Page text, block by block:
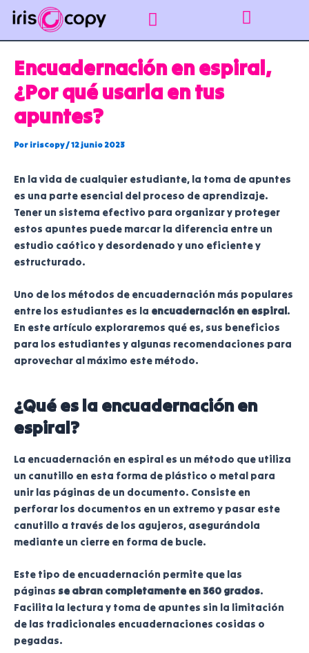
contenido
Encuadernación en espiral,
¿Por qué usarla en tus
apuntes?
Por iriscopy/12 junio 2023
En la vida de cualquier estudiante, la toma de apuntes
es una parte esencial del proceso de aprendizaje.
Tener un sistema efectivo para organizar y proteger
estos apuntes puede marcar la diferencia entre un
estudio caótico y desordenado y uno eficiente y
estructurado.
Uno de los métodos de encuadernación más populares
entre los estudiantes es la encuadernación en espiral.
En este artículo exploraremos qué es, sus beneficios
para los estudiantes y algunas recomendaciones para
aprovechar al máximo este método.
¿Qué es la encuadernación en
espiral?
La encuadernación en espiral es un método que utiliza
un canutillo en esta forma de plástico o metal para
unir las páginas de un documento. Consiste en
perforar los documentos en un extremo y pasar este
canutillo a través de los agujeros, asegurándola
mediante un cierre en forma de bucle.
Este tipo de encuadernación permite que las
páginas se abran completamente en 360 grados.
Facilita la lectura y toma de apuntes sin la limitación
de las tradicionales encuadernaciones cosidas o
pegadas.
Navegación
de
entradas